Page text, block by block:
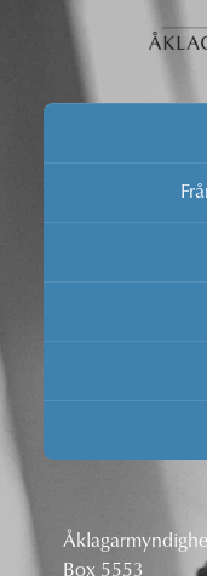
Box 5553